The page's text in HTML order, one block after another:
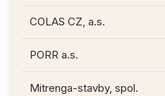
COLAS CZ, a.s.
PORR a.s.
Mitrenga-stavby, spol.